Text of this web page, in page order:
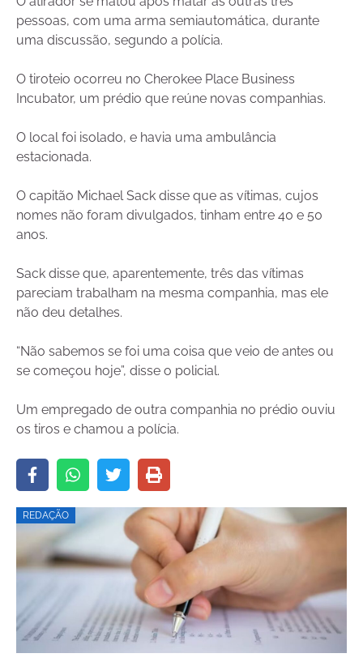
pessoas, com uma arma semiautomática, durante
uma discussão, segundo a polícia.
O tiroteio ocorreu no Cherokee Place Business
Incubator, um prédio que reúne novas companhias.
O local foi isolado, e havia uma ambulância
estacionada.
O capitão Michael Sack disse que as vítimas, cujos
nomes não foram divulgados, tinham entre 40 e 50
anos.
Sack disse que, aparentemente, três das vítimas
pareciam trabalham na mesma companhia, mas ele
não deu detalhes.
“Não sabemos se foi uma coisa que veio de antes ou
se começou hoje”, disse o policial.
Um empregado de outra companhia no prédio ouviu
os tiros e chamou a polícia.
REDAÇÃO